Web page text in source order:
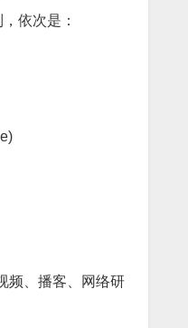
依次是：
频、播客、网络研